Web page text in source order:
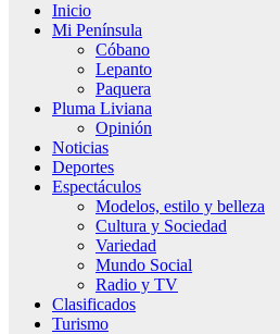
Inicio
Mi Península
Cóbano
Lepanto
Paquera
Pluma Liviana
Opinión
Noticias
Deportes
Espectáculos
Modelos, estilo y belleza
Cultura y Sociedad
Variedad
Mundo Social
Radio y TV
Clasificados
Turismo